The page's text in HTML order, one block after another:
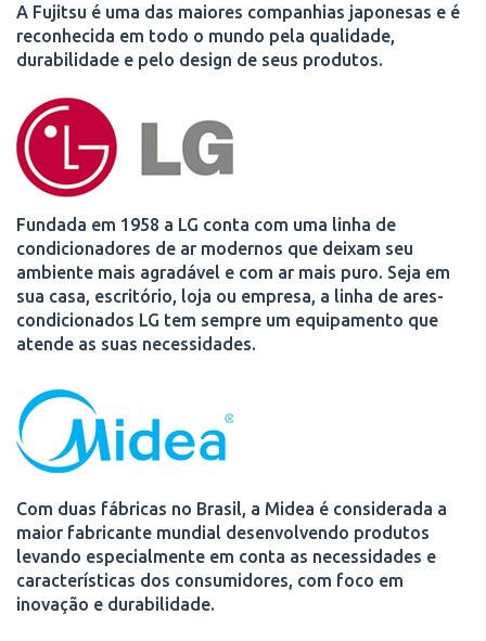
A Fujitsu é uma das maiores companhias japonesas e é
reconhecida em todo o mundo pela qualidade,
durabilidade e pelo design de seus produtos.
Fundada em 1958 a LG conta com uma linha de
condicionadores de ar modernos que deixam seu
ambiente mais agradável e com ar mais puro. Seja em
sua casa, escritório, loja ou empresa, a linha de ares-
condicionados LG tem sempre um equipamento que
atende as suas necessidades.
Com duas fábricas no Brasil, a Midea é considerada a
maior fabricante mundial desenvolvendo produtos
levando especialmente em conta as necessidades e
características dos consumidores, com foco em
inovação e durabilidade.